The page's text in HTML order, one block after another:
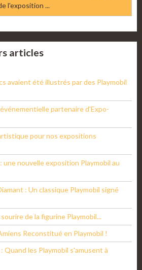
l'exposition ...
articles
avaient été illustrés par des Playmobil
partenaire d'Expo-
pour nos expositions
une nouvelle exposition Playmobil au
: Un classique Playmobil signé
de la figurine Playmobil...
Reconstitué en Playmobil !
Quand les Playmobil s'amusent à